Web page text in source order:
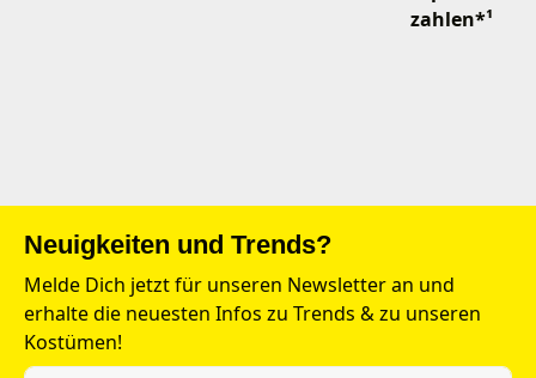
zahlen*¹
Neuigkeiten und Trends?
Melde Dich jetzt für unseren Newsletter an und
erhalte die neuesten Infos zu Trends & zu unseren
Kostümen!